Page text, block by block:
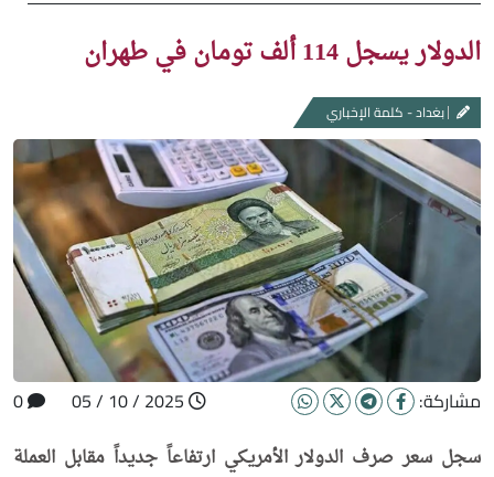
الدولار يسجل 114 ألف تومان في طهران
بغداد - كلمة الإخباري
مشاركة:
سجل سعر صرف الدولار الأمريكي ارتفاعاً جديداً مقابل العملة